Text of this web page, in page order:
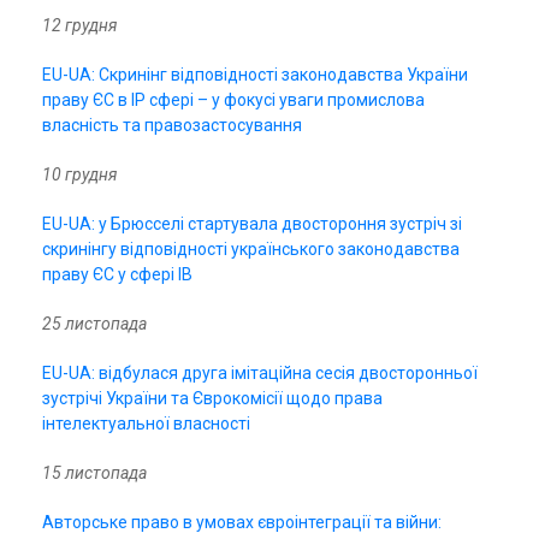
12 грудня
EU-UA: Скринінг відповідності законодавства України
праву ЄС в IP сфері – у фокусі уваги промислова
власність та правозастосування
10 грудня
EU-UA: у Брюсселі стартувала двостороння зустріч зі
скринінгу відповідності українського законодавства
праву ЄС у сфері ІВ
25 листопада
EU-UA: відбулася друга імітаційна сесія двосторонньої
зустрічі України та Єврокомісії щодо права
інтелектуальної власності
15 листопада
Авторське право в умовах євроінтеграції та війни: